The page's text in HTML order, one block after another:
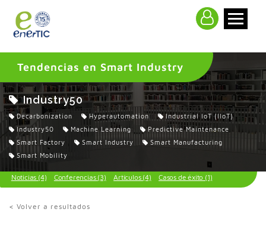
Tendencias en Smart Industry
Industry50
Decarbonization Hyperautomation
Industrial IoT (IIoT)
Industry50
Machine Learning
Predictive Maintenance
Smart Factory
Smart Industry
Smart Manufacturing
Smart Mobility
Noticias (4) Conferencias (3) Artículos (4) Casos de éxito (1)
< Volver a resultados